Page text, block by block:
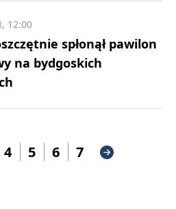
spłonął pawilon
na bydgoskich
12:00
4 5 6 7